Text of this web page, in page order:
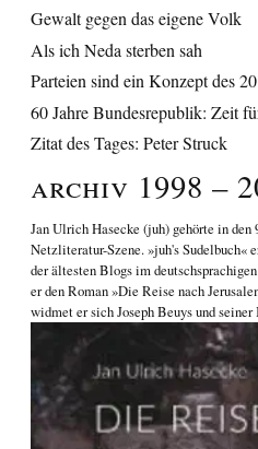
Gewalt gegen das eigene Volk
Als ich Neda sterben sah
Parteien sind ein Konzept des
60 Jahre Bundesrepublik: Zeit
Zitat des Tages: Peter Struck
Archiv 1998 –
Jan Ulrich Hasecke (juh) gehörte in den
Netzliteratur-Szene. »juh's Sudelbuch«
der ältesten Blogs im
er den Roman»Die Reise nach
widmet er sichJoseph Beuys und